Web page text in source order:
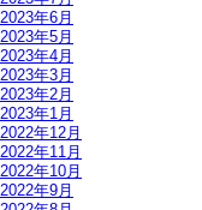
2023年6月
2023年5月
2023年4月
2023年3月
2023年2月
2023年1月
2022年12月
2022年11月
2022年10月
2022年9月